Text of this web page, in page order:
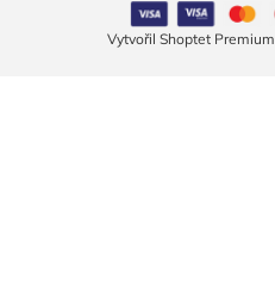
Vytvořil Shoptet Premium